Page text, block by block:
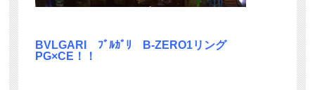
BVLGARI ﾌﾞﾙｶﾞﾘ B-ZERO1リング
PG×CE！！